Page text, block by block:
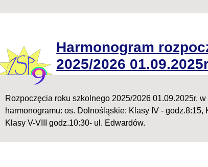
Harmonogram
2025/2026
Rozpoczęcia roku szkolnego 2025/2026 01.09.2025r.
harmonogramu: os. Dolnośląskie: Klasy IV -
Klasy V-VIII godz.10:30- ul. Edwardów.